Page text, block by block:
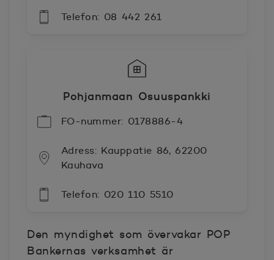
Telefon: 08 442 261
Pohjanmaan Osuuspankki
FO-nummer: 0178886-4
Adress: Kauppatie 86, 62200
Kauhava
Telefon: 020 110 5510
Den myndighet som övervakar POP
Bankernas verksamhet är